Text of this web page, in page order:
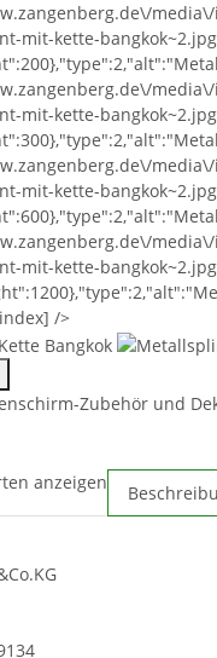
mit-kette-
mit-kette-
mit-kette-
mit-kette-
/>
Zubehör und
anzeigen